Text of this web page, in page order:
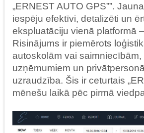
„ERNEST AUTO GPS””.
iespēju efektīvi, detalizēti un
ekspluatāciju vienā platformā
Risinājums ir piemērots
autoskolām vai
uzņēmumiem un
uzraudzība. Šis ir ceturtais
mēnešu laikā pēc pirmā